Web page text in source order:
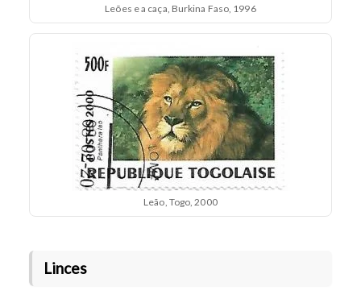
Leões e a caça, Burkina Faso, 1996
Leão, Togo, 2000
Linces